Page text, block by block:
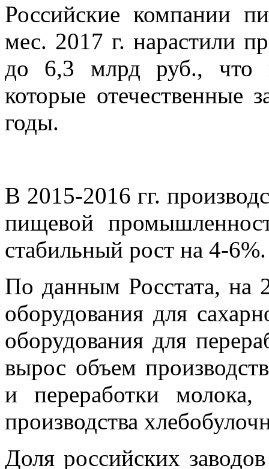
Российские компании
мес. 2017 г. нарастили
до 6,3 млрд руб., что
которые отечественные
годы.
В 2015-2016 гг.
пищевой
стабильный рост на 4-6%.
По данным Росстата, на
оборудования для
оборудования для
вырос объем
и переработки
производства
Доля российских